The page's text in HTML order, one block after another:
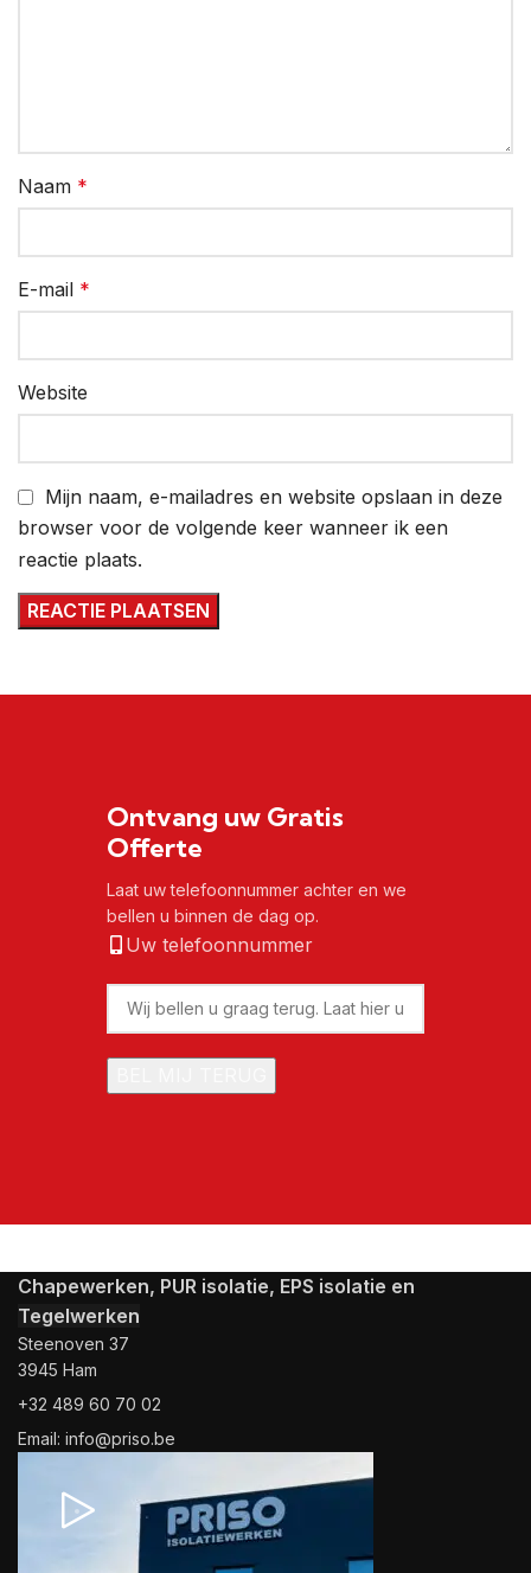
Naam *
E-mail *
Website
Mijn naam, e-mailadres en website opslaan in deze
browser voor de volgende keer wanneer ik een
reactie plaats.
Ontvang uw Gratis
Offerte
Laat uw telefoonnummer achter en we
bellen u binnen de dag op.
Uw telefoonnummer
Chapewerken, PUR isolatie, EPS isolatie en
Tegelwerken
Steenoven 37
3945 Ham
+32 489 60 70 02
Email: info@priso.be